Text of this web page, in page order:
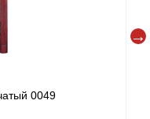
дверь МДФ филёнчатый